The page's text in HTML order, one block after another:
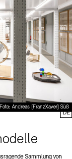
Andreas [FranzXaver] Süß
Sammlung von
DE